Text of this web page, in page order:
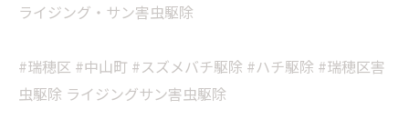
ライジング・サン害虫駆除
#瑞穂区 #中山町 #スズメバチ駆除 #ハチ駆除 #瑞穂区害
虫駆除 ライジングサン害虫駆除